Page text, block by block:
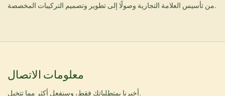
من تأسيس العلامة التجارية وصولًا إلى تطوير وتصميم التركيبات المخصصة.
معلومات الاتصال
أخبرنا بمتطلباتك فقط، وسنفعل أكثر مما تتخيل.